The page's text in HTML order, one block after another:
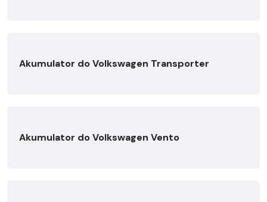
Akumulator do Volkswagen Transporter
Akumulator do Volkswagen Vento